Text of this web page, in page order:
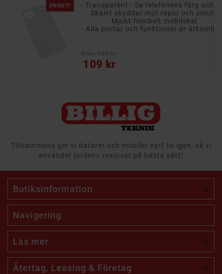
PRISET!
- Skalet skyddar mot repor och smuts
- Mjukt flexibelt mobilskal
- Alla portar och funktioner är
109 kr
Pris
Tillsammans ger vi datorer och mobiler nytt liv igen, så vi
använder jordens resurser på bästa sätt!
Butiksinformation 
Navigering
Läs mer 
Återtag, Leasing & Företag 